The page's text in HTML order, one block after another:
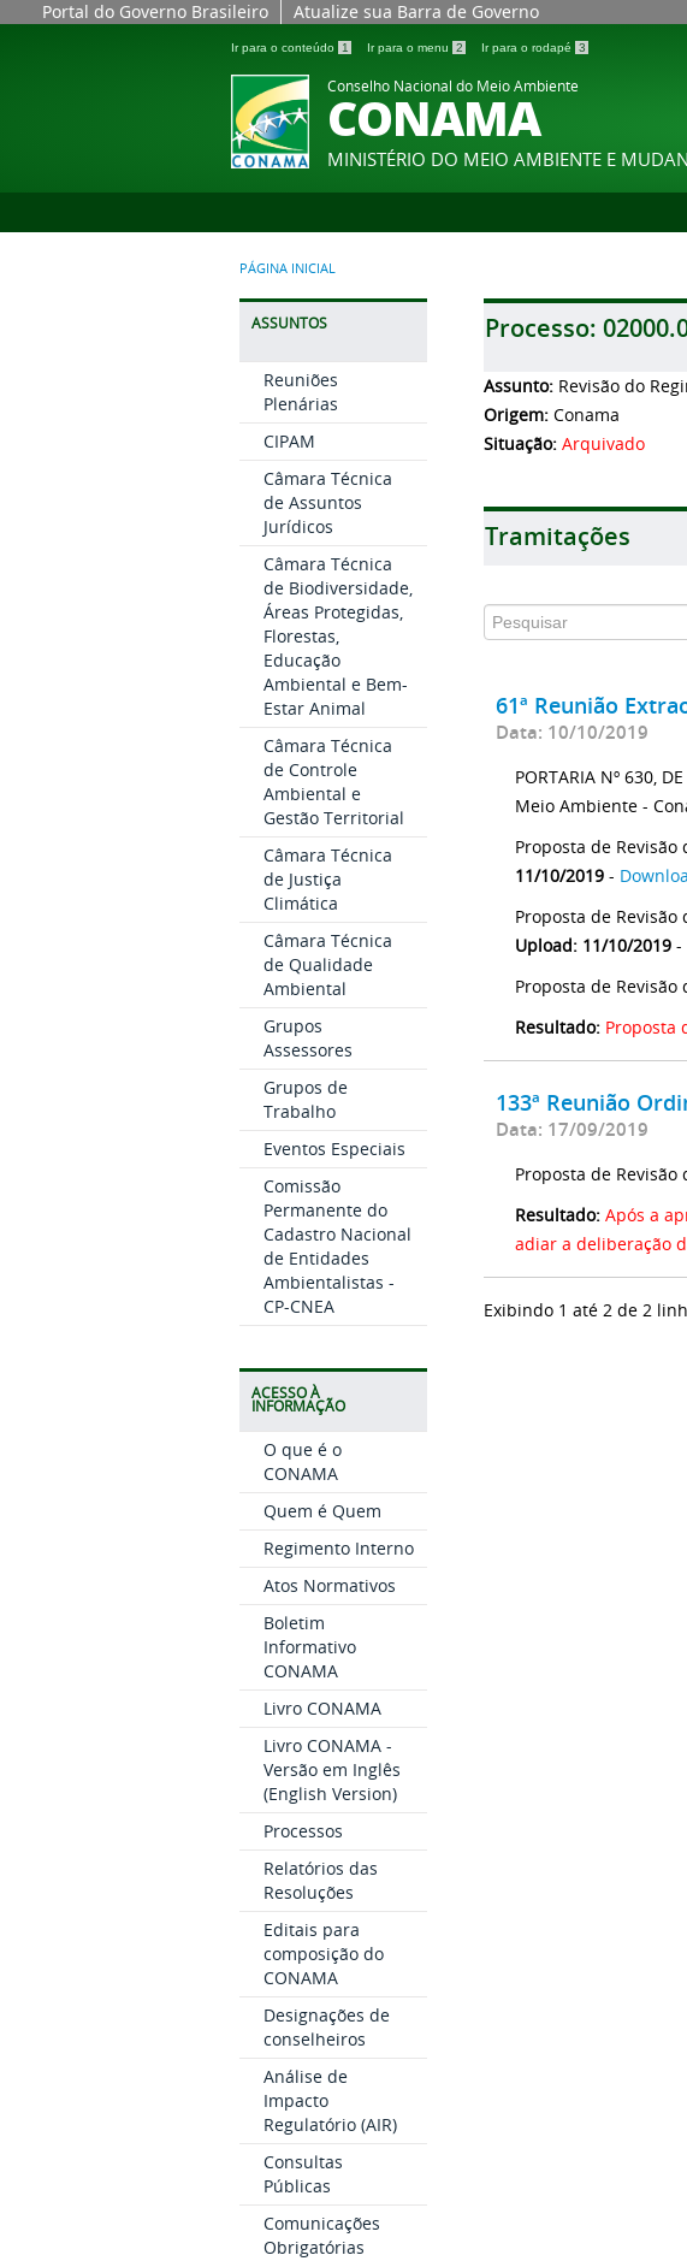
Portal do Governo Brasileiro Atualize sua Barra de Governo
Ir para o conteúdo 1 Ir para o menu 2 Ir para o rodapé 3
Conselho Nacional do Meio Ambiente
CONAMA
MINISTÉRIO DO MEIO AMBIENTE E
PÁGINA INICIAL
ASSUNTOS
Reuniões
Plenárias
CIPAM
Câmara Técnica
de Assuntos
Jurídicos
Câmara Técnica
de Biodiversidade,
Áreas Protegidas,
Florestas,
Educação
Ambiental e Bem-
Estar Animal
Câmara Técnica
de Controle
Ambiental e
Gestão Territorial
Câmara Técnica
de Justiça
Climática
Câmara Técnica
de Qualidade
Ambiental
Grupos
Assessores
Grupos de
Trabalho
Eventos Especiais
Comissão
Permanente do
Cadastro Nacional
de Entidades
Ambientalistas -
CP-CNEA
ACESSO À
INFORMAÇÃO
O que é o
CONAMA
Quem é Quem
Regimento Interno
Atos Normativos
Boletim
Informativo
CONAMA
Livro CONAMA
Livro CONAMA -
Versão em Inglês
(English Version)
Processos
Relatórios das
Resoluções
Editais para
composição do
CONAMA
Designações de
conselheiros
Análise de
Impacto
Regulatório (AIR)
Consultas
Públicas
Comunicações
Obrigatórias
Processo:
Assunto: Revisão do
Origem: Conama
Situação: Arquivado
Tramitações
61ª Reunião
Data: 10/10/2019
PORTARIA Nº 630,
Meio Ambiente -
Proposta de Revisão
11/10/2019 -
Proposta de Revisão
Upload: 11/10/2019 -
Proposta de
Resultado: Proposta
133ª Reunião
Data: 17/09/2019
Proposta de
Resultado: Após a
adiar a deliberação
Exibindo 1 até 2 de 2